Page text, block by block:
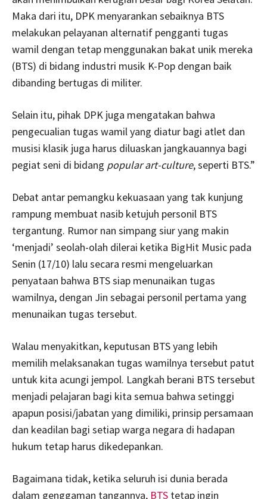
Maka dari itu, DPK menyarankan sebaiknya BTS
melakukan pelayanan alternatif pengganti tugas
wamil dengan tetap menggunakan bakat unik mereka
(BTS) di bidang industri musik K-Pop dengan baik
dibanding bertugas di militer.
Selain itu, pihak DPK juga mengatakan bahwa
pengecualian tugas wamil yang diatur bagi atlet dan
musisi klasik juga harus diluaskan jangkauannya bagi
pegiat seni di bidang popular art-culture, seperti BTS.”
Debat antar pemangku kekuasaan yang tak kunjung
rampung membuat nasib ketujuh personil BTS
tergantung. Rumor nan simpang siur yang makin
‘menjadi’ seolah-olah dilerai ketika BigHit Music pada
Senin (17/10) lalu secara resmi mengeluarkan
penyataan bahwa BTS siap menunaikan tugas
wamilnya, dengan Jin sebagai personil pertama yang
menunaikan tugas tersebut.
Walau menyakitkan, keputusan BTS yang lebih
memilih melaksanakan tugas wamilnya tersebut patut
untuk kita acungi jempol. Langkah berani BTS tersebut
menjadi pelajaran bagi kita semua bahwa setinggi
apapun posisi/jabatan yang dimiliki, prinsip persamaan
dan keadilan bagi setiap warga negara di hadapan
hukum tetap harus dikedepankan.
Bagaimana tidak, ketika seluruh isi dunia berada
dalam genggaman tangannya, BTS tetap ingin